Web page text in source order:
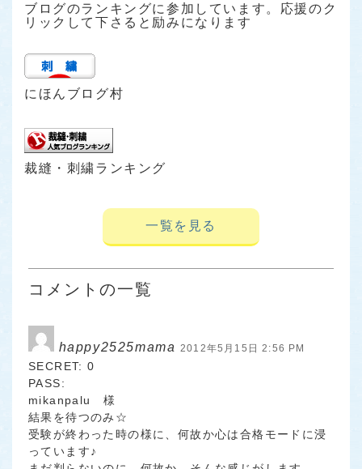
ブログのランキングに参加しています。応援のク
リックして下さると励みになります
にほんブログ村
裁縫・刺繍ランキング
一覧を見る
コメントの一覧
happy2525mama 2012年5月15日 2:56 PM
SECRET: 0
PASS:
mikanpalu 様
結果を待つのみ☆
受験が終わった時の様に、何故か心は合格モードに浸
っています♪